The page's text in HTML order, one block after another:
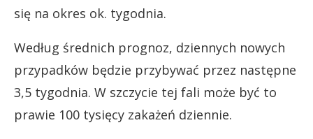
się na okres ok. tygodnia.
Według średnich prognoz, dziennych nowych
przypadków będzie przybywać przez następne
3,5 tygodnia. W szczycie tej fali może być to
prawie 100 tysięcy zakażeń dziennie.